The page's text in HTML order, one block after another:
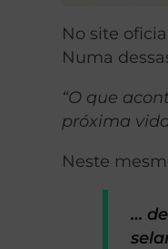
No site
Numa
“O que
próxima
Neste
…